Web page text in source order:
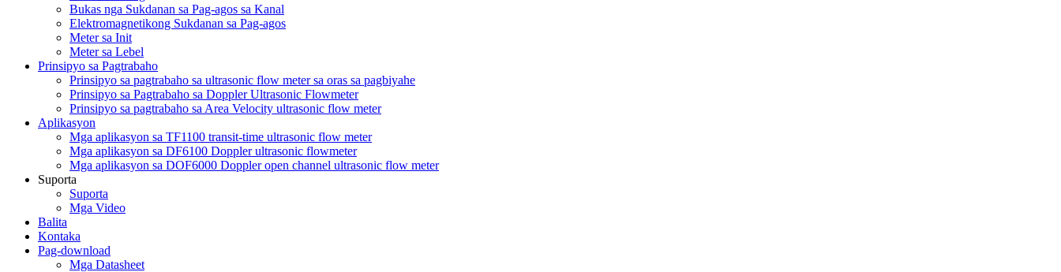
Bukas nga Sukdanan sa Pag-agos sa Kanal
Elektromagnetikong Sukdanan sa Pag-agos
Meter sa Init
Meter sa Lebel
Prinsipyo sa Pagtrabaho
Prinsipyo sa pagtrabaho sa ultrasonic flow meter sa oras sa pagbiyahe
Prinsipyo sa Pagtrabaho sa Doppler Ultrasonic Flowmeter
Prinsipyo sa pagtrabaho sa Area Velocity ultrasonic flow meter
Aplikasyon
Mga aplikasyon sa TF1100 transit-time ultrasonic flow meter
Mga aplikasyon sa DF6100 Doppler ultrasonic flowmeter
Mga aplikasyon sa DOF6000 Doppler open channel ultrasonic flow meter
Suporta
Suporta
Mga Video
Balita
Kontaka
Pag-download
Mga Datasheet